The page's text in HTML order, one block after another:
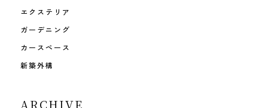
エクステリア
ガーデニング
カースペース
新築外構
ARCHIVE